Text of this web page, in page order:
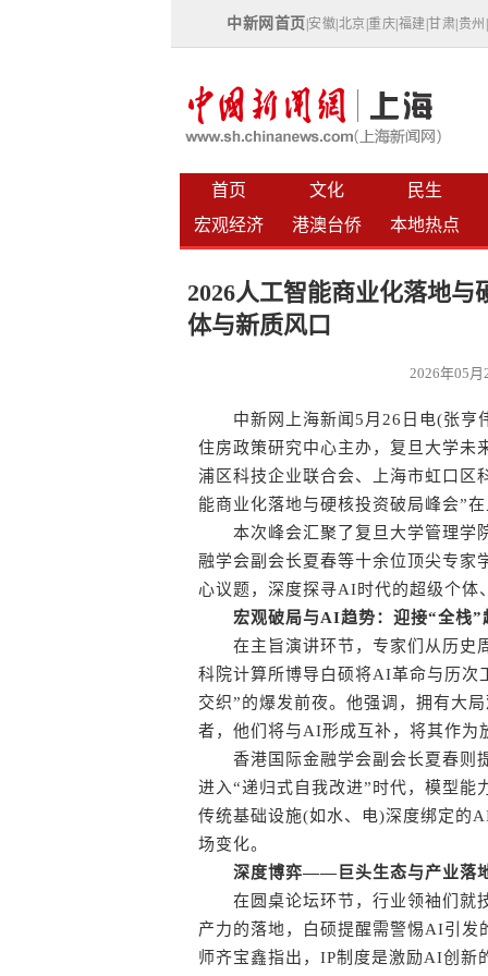
中新网首页 安徽 北京 |重庆 福建 |甘肃 贵州
首页 文化
民生
宏观经济
港澳台侨 本地热点
2026人工智能商业化落地
体与新质风口
2026年05
中新网上海新闻5月26日电(张亨
住房政策研究中心主办，复旦大学未
浦区科技企业联合会、上海市虹口区
能商业化落地与硬核投资破局峰会”
本次峰会汇聚了复旦大学管理学
融学会副会长夏春等十余位顶尖专家
心议题，深度探寻AI时代的超级个体
宏观破局与AI趋势：迎接“全栈”
在主旨演讲环节，专家们从历史
科院计算所博导白硕将AI革命与历次
交织”的爆发前夜。他强调，拥有大
者，他们将与AI形成互补，将其作为
香港国际金融学会副会长夏春则
进入“递归式自我改进”时代，模型能
传统基础设施(如水、电)深度绑定的
场变化。
深度博弈——巨头生态与产业落
在圆桌论坛环节，行业领袖们就
产力的落地，白硕提醒需警惕AI引发
师齐宝鑫指出，IP制度是激励AI创新